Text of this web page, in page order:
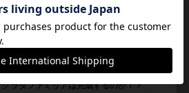
分 14歳～
ラダファミリアは完成するのか！？